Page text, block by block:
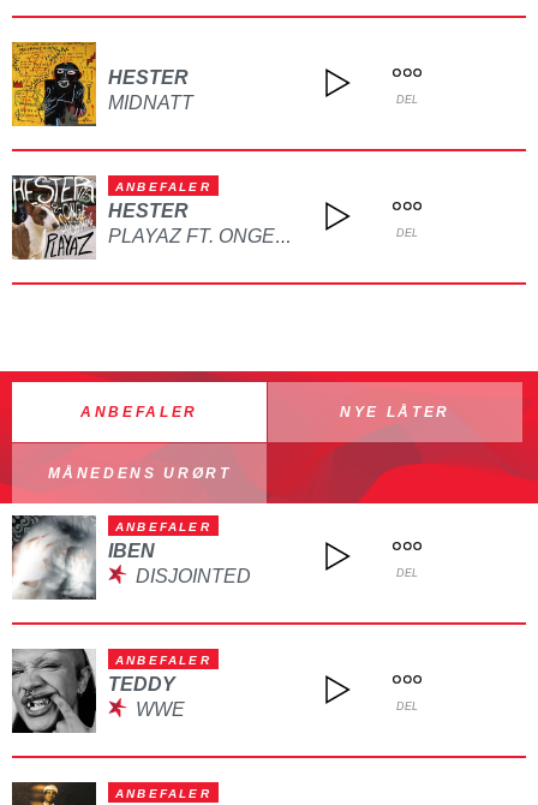
HESTER
MIDNATT
DEL
ANBEFALER
HESTER
PLAYAZ FT. ONGE $USHIMANE DEL
ANBEFALER NYE LÅTER
MÅNEDENS URØRT
ANBEFALER
IBEN
DISJOINTED
DEL
ANBEFALER
TEDDY
WWE
DEL
ANBEFALER